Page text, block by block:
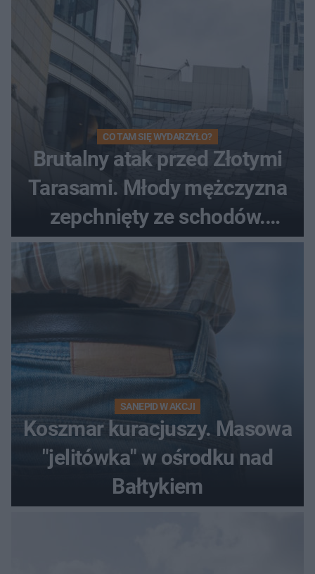
CO TAM SIĘ WYDARZYŁO?
Brutalny atak przed Złotymi
Tarasami. Młody mężczyzna
zepchnięty ze schodów.
Szokujące nagranie krąży po
sieci
SANEPID W AKCJI
Koszmar kuracjuszy. Masowa
"jelitówka" w ośrodku nad
Bałtykiem